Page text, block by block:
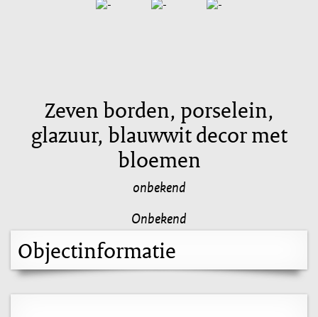
Zeven borden, porselein,
glazuur, blauwwit decor met
bloemen
onbekend
Onbekend
Objectinformatie